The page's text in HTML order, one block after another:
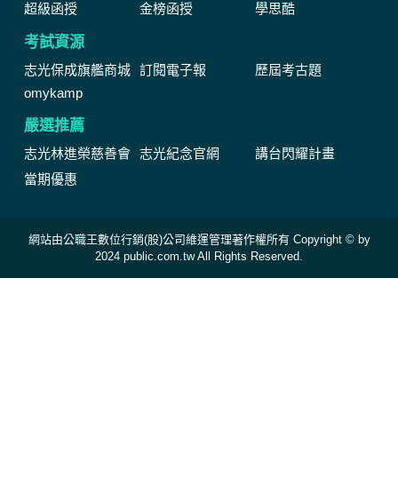
超級函授 金榜函授 學思酷
考試資源
志光保成旗艦商城 訂閱電子報
歷屆考古題
omykamp
嚴選推薦
志光林進榮慈善會 志光紀念官網
講台閃耀計畫
當期優惠
網站由公職王數位行銷(股)公司維運管理著作權所有 Copyright © by
2024 public.com.tw All Rights Reserved.